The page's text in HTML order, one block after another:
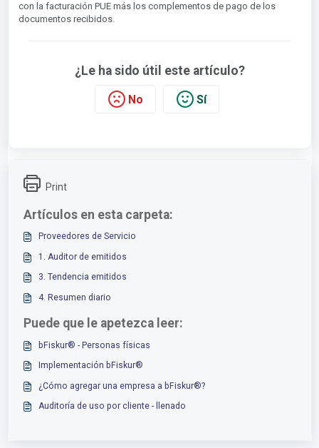
con la facturación PUE más los complementos de pago de los
documentos recibidos.
¿Le ha sido útil este artículo?
No Sí
Print
Artículos en esta carpeta:
Proveedores de Servicio
1. Auditor de emitidos
3. Tendencia emitidos
4. Resumen diario
Puede que le apetezca leer:
bFiskur®︎ - Personas físicas
Implementación bFiskur®︎
¿Cómo agregar una empresa a bFiskur®︎?
Auditoría de uso por cliente - llenado